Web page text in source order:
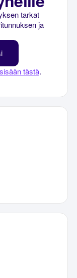
tarkat
ja
tästä.